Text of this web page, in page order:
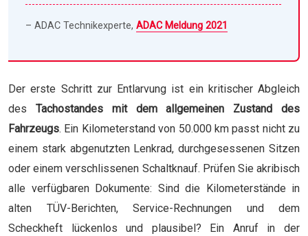
– ADAC Technikexperte, ADAC Meldung 2021
Der erste Schritt zur Entlarvung ist ein kritischer Abgleich
des Tachostandes mit dem allgemeinen Zustand des
Fahrzeugs. Ein Kilometerstand von 50.000 km passt nicht zu
einem stark abgenutzten Lenkrad, durchgesessenen Sitzen
oder einem verschlissenen Schaltknauf. Prüfen Sie akribisch
alle verfügbaren Dokumente: Sind die Kilometerstände in
alten TÜV-Berichten, Service-Rechnungen und dem
Scheckheft lückenlos und plausibel? Ein Anruf in der